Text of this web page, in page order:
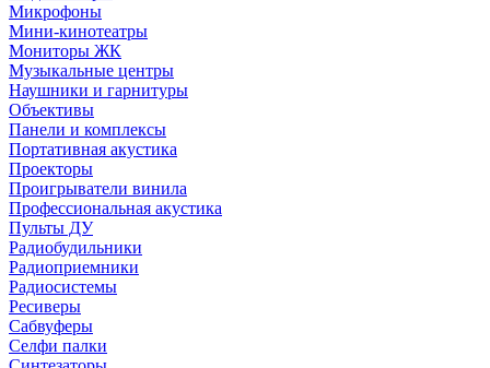
Микрофоны
Мини-кинотеатры
Мониторы ЖК
Музыкальные центры
Наушники и гарнитуры
Объективы
Панели и комплексы
Портативная акустика
Проекторы
Проигрыватели винила
Профессиональная акустика
Пульты ДУ
Радиобудильники
Радиоприемники
Радиосистемы
Ресиверы
Сабвуферы
Селфи палки